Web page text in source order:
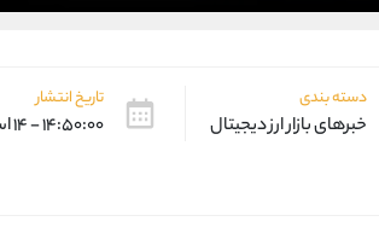
دسته بندی
خبرهای بازار ارز دیجیتال
تاریخ انتشار
۱۴:۵۰:۰۰ - ۱۴ اسفند ۱۴۰۴